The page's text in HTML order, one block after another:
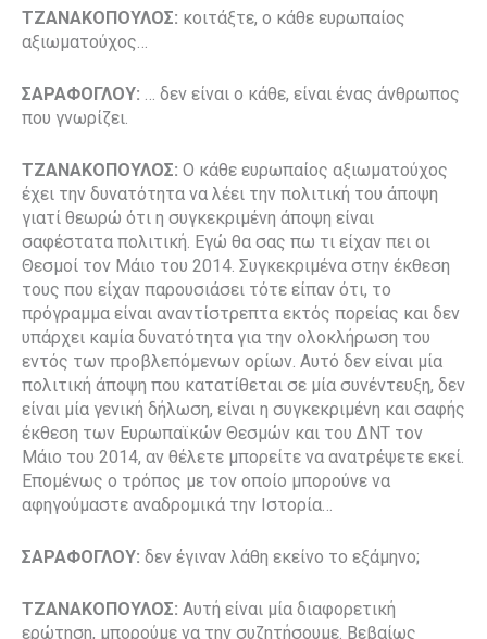
ΤΖΑΝΑΚΟΠΟΥΛΟΣ: κοιτάξτε, ο κάθε ευρωπαίος
αξιωματούχος…
ΣΑΡΑΦΟΓΛΟΥ: … δεν είναι ο κάθε, είναι ένας άνθρωπος
που γνωρίζει.
ΤΖΑΝΑΚΟΠΟΥΛΟΣ: Ο κάθε ευρωπαίος αξιωματούχος
έχει την δυνατότητα να λέει την πολιτική του άποψη
γιατί θεωρώ ότι η συγκεκριμένη άποψη είναι
σαφέστατα πολιτική. Εγώ θα σας πω τι είχαν πει οι
Θεσμοί τον Μάιο του 2014. Συγκεκριμένα στην έκθεση
τους που είχαν παρουσιάσει τότε είπαν ότι, το
πρόγραμμα είναι αναντίστρεπτα εκτός πορείας και δεν
υπάρχει καμία δυνατότητα για την ολοκλήρωση του
εντός των προβλεπόμενων ορίων. Αυτό δεν είναι μία
πολιτική άποψη που κατατίθεται σε μία συνέντευξη, δεν
είναι μία γενική δήλωση, είναι η συγκεκριμένη και σαφής
έκθεση των Ευρωπαϊκών Θεσμών και του ΔΝΤ τον
Μάιο του 2014, αν θέλετε μπορείτε να ανατρέψετε εκεί.
Επομένως ο τρόπος με τον οποίο μπορούνε να
αφηγούμαστε αναδρομικά την Ιστορία…
ΣΑΡΑΦΟΓΛΟΥ: δεν έγιναν λάθη εκείνο το εξάμηνο;
ΤΖΑΝΑΚΟΠΟΥΛΟΣ: Αυτή είναι μία διαφορετική
ερώτηση, μπορούμε να την συζητήσουμε. Βεβαίως